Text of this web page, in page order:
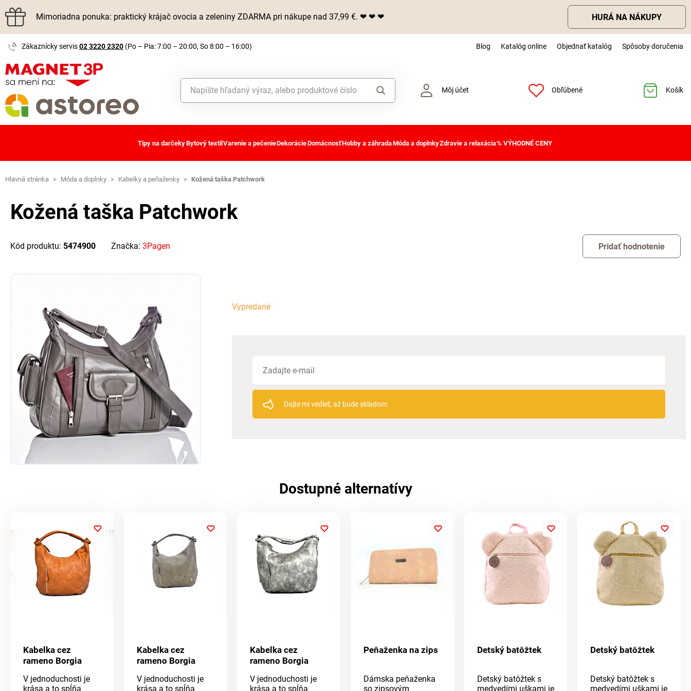
Mimoriadna ponuka: praktický krájač ovocia a zeleniny ZDARMA pri nákupe nad 37,99 €. ❤ ❤ ❤ HURÁ NA NÁKUPY
Zákaznícky servis02 3220 2320 (Po – Pia: 7:00 – 20:00, So 8:00 – 16:00) Blog Katalóg online Objednať katalóg Spôsoby doručenia
Môj účet Obľúbené Košík
Tipy na darčekyBytový textil Varenie a pečenieDekorácieDomácnosťHobby a záhradaMóda a doplnkyZdravie a relaxácia% VÝHODNÉ CENY
Hlavná stránka > Móda a doplnky > Kabelky a peňaženky > Kožená taška Patchwork
Kožená taška Patchwork
Kód produktu: 5474900 Značka: 3Pagen Pridať hodnotenie
Vypredané
Dajte mi vedieť, až bude skladom
Dostupné alternatívy
Kabelka cez
rameno Borgia
V jednoduchosti je
krása a to spĺňa
Kabelka cez
rameno Borgia
V jednoduchosti je
krása a to spĺňa
Kabelka cez
rameno Borgia
V jednoduchosti je
krása a to spĺňa
Peňaženka na zips
Dámska peňaženka
so zipsovým
Detský batôžtek
Detský batôžtek s
medvedími uškami je
Detský batôžtek
Detský batôžtek s
medvedími uškami je